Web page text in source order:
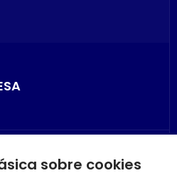
sobre cookies